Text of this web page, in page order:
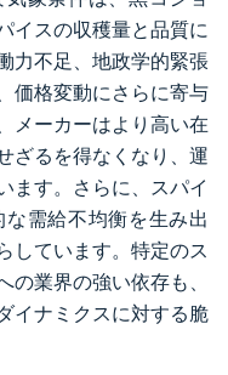
イスの収穫量と品質に
力不足、地政学的緊張
価格変動にさらに寄与
メーカーはより高い在
ざるを得なくなり、運
ます。さらに、スパイ
需給不均衡を生み出
しています。特定のス
業界の強い依存も、
イナミクスに対する脆